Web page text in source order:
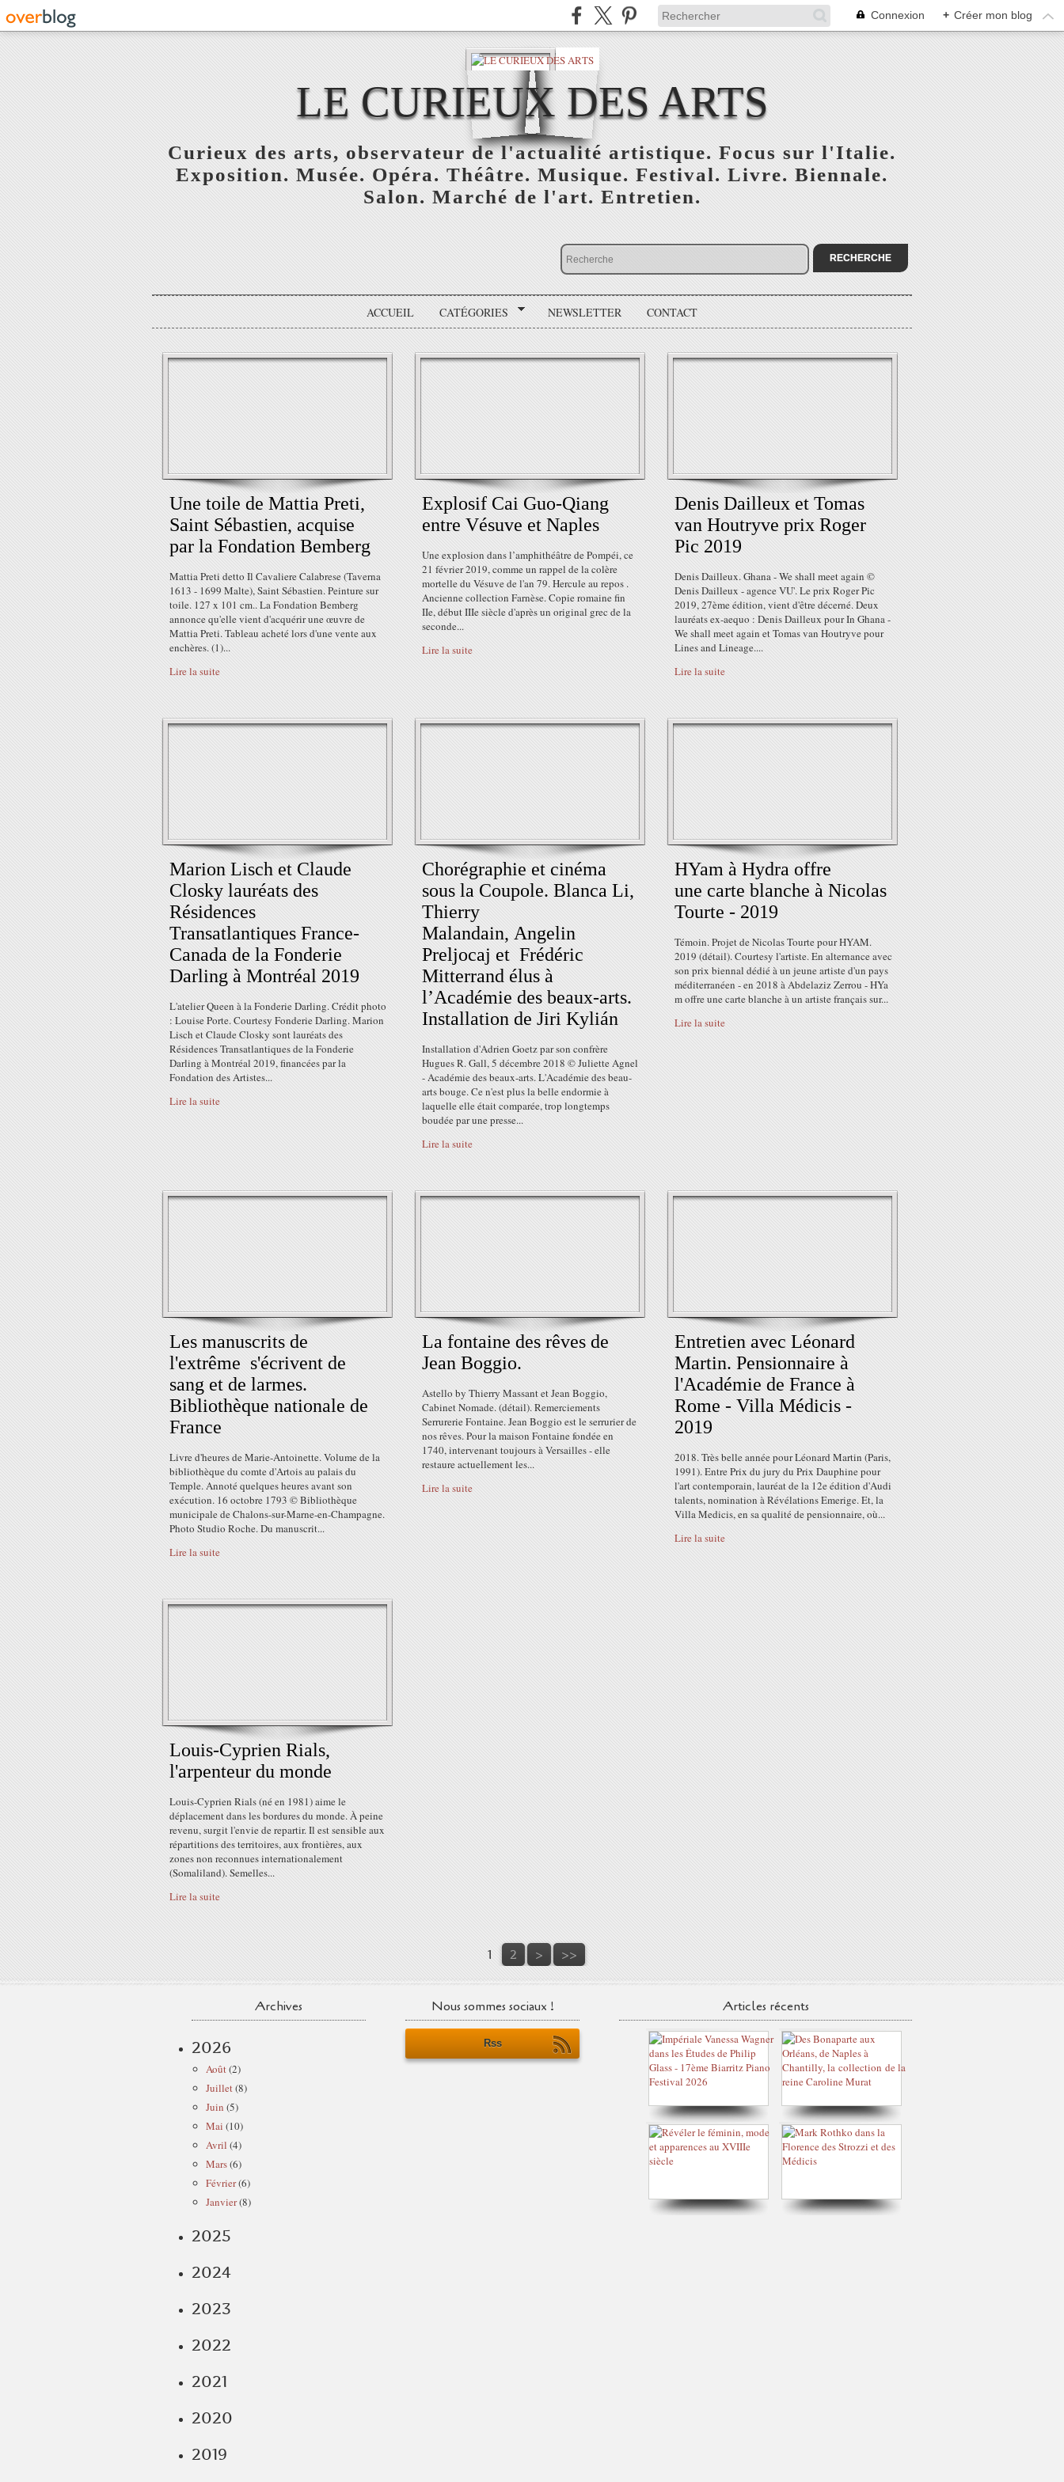
Connexion + Créer mon blog
LE CURIEUX DES ARTS
Curieux des arts, observateur de l'actualité artistique. Focus sur l'Italie.
Exposition. Musée. Opéra. Théâtre. Musique. Festival. Livre. Biennale.
Salon. Marché de l'art. Entretien.
ACCUEIL CATÉGORIES NEWSLETTER CONTACT
Une toile de Mattia Preti,
Saint Sébastien, acquise
par la Fondation Bemberg
Mattia Preti detto Il Cavaliere Calabrese (Taverna
1613 - 1699 Malte), Saint Sébastien. Peinture sur
toile. 127 x 101 cm.. La Fondation Bemberg
annonce qu'elle vient d'acquérir une œuvre de
Mattia Preti. Tableau acheté lors d'une vente aux
enchères. (1)...
Lire la suite
Explosif Cai Guo-Qiang
entre Vésuve et Naples
Une explosion dans l’amphithéâtre de Pompéi, ce
21 février 2019, comme un rappel de la colère
mortelle du Vésuve de l'an 79. Hercule au repos .
Ancienne collection Farnèse. Copie romaine fin
IIe, début IIIe siècle d'après un original grec de la
seconde...
Lire la suite
Denis Dailleux et Tomas
van Houtryve prix Roger
Pic 2019
Denis Dailleux. Ghana - We shall meet again ©
Denis Dailleux - agence VU'. Le prix Roger Pic
2019, 27ème édition, vient d'être décerné. Deux
lauréats ex-aequo : Denis Dailleux pour In Ghana -
We shall meet again et Tomas van Houtryve pour
Lines and Lineage....
Lire la suite
Marion Lisch et Claude
Closky lauréats des
Résidences
Transatlantiques France-
Canada de la Fonderie
Darling à Montréal 2019
L'atelier Queen à la Fonderie Darling. Crédit photo
: Louise Porte. Courtesy Fonderie Darling. Marion
Lisch et Claude Closky sont lauréats des
Résidences Transatlantiques de la Fonderie
Darling à Montréal 2019, financées par la
Fondation des Artistes...
Lire la suite
Chorégraphie et cinéma
sous la Coupole. Blanca Li,
Thierry
Malandain, Angelin
Preljocaj et Frédéric
Mitterrand élus à
l’Académie des beaux-arts.
Installation de Jiri Kylián
Installation d'Adrien Goetz par son confrère
Hugues R. Gall, 5 décembre 2018 © Juliette Agnel
- Académie des beaux-arts. L'Académie des beau-
arts bouge. Ce n'est plus la belle endormie à
laquelle elle était comparée, trop longtemps
boudée par une presse...
Lire la suite
HYam à Hydra offre
une carte blanche à Nicolas
Tourte - 2019
Témoin. Projet de Nicolas Tourte pour HYAM.
2019 (détail). Courtesy l'artiste. En alternance avec
son prix biennal dédié à un jeune artiste d'un pays
méditerranéen - en 2018 à Abdelaziz Zerrou - HYa
m offre une carte blanche à un artiste français sur...
Lire la suite
Les manuscrits de
l'extrême s'écrivent de
sang et de larmes.
Bibliothèque nationale de
France
Livre d'heures de Marie-Antoinette. Volume de la
bibliothèque du comte d'Artois au palais du
Temple. Annoté quelques heures avant son
exécution. 16 octobre 1793 © Bibliothèque
municipale de Chalons-sur-Marne-en-Champagne.
Photo Studio Roche. Du manuscrit...
Lire la suite
La fontaine des rêves de
Jean Boggio.
Astello by Thierry Massant et Jean Boggio,
Cabinet Nomade. (détail). Remerciements
Serrurerie Fontaine. Jean Boggio est le serrurier de
nos rêves. Pour la maison Fontaine fondée en
1740, intervenant toujours à Versailles - elle
restaure actuellement les...
Lire la suite
Entretien avec Léonard
Martin. Pensionnaire à
l'Académie de France à
Rome - Villa Médicis -
2019
2018. Très belle année pour Léonard Martin (Paris,
1991). Entre Prix du jury du Prix Dauphine pour
l'art contemporain, lauréat de la 12e édition d'Audi
talents, nomination à Révélations Emerige. Et, la
Villa Medicis, en sa qualité de pensionnaire, où...
Lire la suite
Louis-Cyprien Rials,
l'arpenteur du monde
Louis-Cyprien Rials (né en 1981) aime le
déplacement dans les bordures du monde. À peine
revenu, surgit l'envie de repartir. Il est sensible aux
répartitions des territoires, aux frontières, aux
zones non reconnues internationalement
(Somaliland). Semelles...
Lire la suite
1 2 > >>
Archives
2026
Août(2)
Juillet(8)
Juin (5)
Mai (10)
Avril (4)
Mars(6)
Février(6)
Janvier(8)
2025
2024
2023
2022
2021
2020
2019
Nous sommes sociaux !
Rss
Articles récents